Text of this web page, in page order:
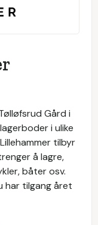
Gård i
i ulike
tilbyr
å lagre,
båter osv.
har tilgang året